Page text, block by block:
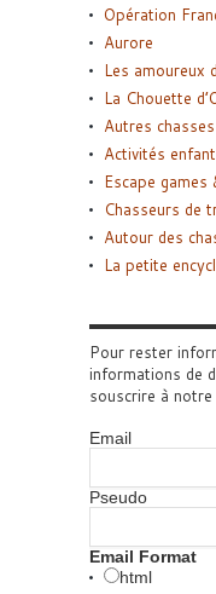
Opération
Aurore
Les amoureux
La Chouette
Autres
Activités
Escape games
Chasseurs de
Autour des
La petite
Pour rester
informations de
souscrire à notre
Email
Pseudo
Email Format
html